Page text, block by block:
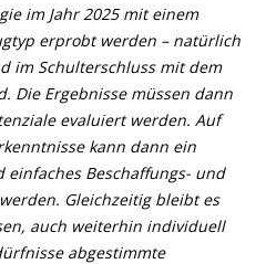
im Jahr 2025 mit einem
erprobt werden – natürlich
im Schulterschluss mit dem
Die Ergebnisse müssen dann
evaluiert werden. Auf
kann dann ein
Beschaffungs- und
Gleichzeitig bleibt es
auch weiterhin individuell
abgestimmte